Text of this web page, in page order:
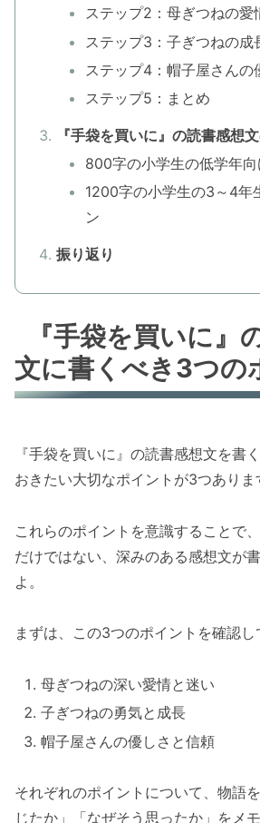
ステップ2：母ぎつねの愛
ステップ3：子ぎつねの成
ステップ4：帽子屋さんの
ステップ5：まとめ
『手袋を買いに』の読書感想
800字の小学生の低学年
1200字の小学生の3～4年
ン
振り返り
『手袋を買いに』
文に書くべき3つの
『手袋を買いに』の読書感想文を書
おきたい大切なポイントが3つありま
これらのポイントを意識することで
だけではない、深みのある感想文が
よ。
まずは、この3つのポイントを確認し
母ぎつねの深い愛情と迷い
子ぎつねの勇気と成長
帽子屋さんの優しさと信頼
それぞれのポイントについて、物語
じたか」「なぜそう思ったか」をメ